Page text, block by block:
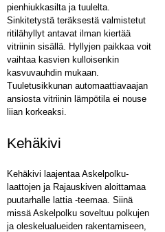
pienhiukkasilta ja tuulelta.
Sinkitetystä teräksestä valmistetut
ritilähyllyt antavat ilman kiertää
vitriinin sisällä. Hyllyjen paikkaa voit
vaihtaa kasvien kulloisenkin
kasvuvauhdin mukaan.
Tuuletusikkunan automaattiavaajan
ansiosta vitriinin lämpötila ei nouse
liian korkeaksi.
Kehäkivi
Kehäkivi laajentaa Askelpolku-
laattojen ja Rajauskiven aloittamaa
puutarhalle lattia -teemaa. Siinä
missä Askelpolku soveltuu polkujen
ja oleskelualueiden rakentamiseen,